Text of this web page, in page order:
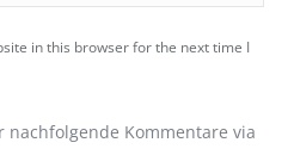
in this browser for the next time I
Kommentare via